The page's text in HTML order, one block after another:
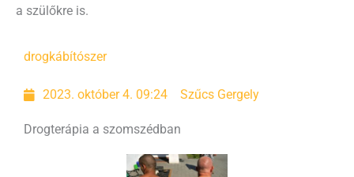
a szülőkre is.
drogkábítószer
2023. október 4. 09:24 Szűcs Gergely
Drogterápia a szomszédban